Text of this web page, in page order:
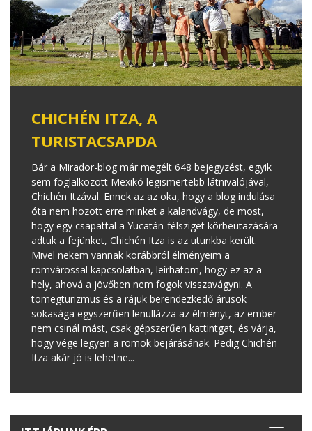
CHICHÉN ITZA, A
TURISTACSAPDA
Bár a Mirador-blog már megélt 648 bejegyzést, egyik
sem foglalkozott Mexikó legismertebb látnivalójával,
Chichén Itzával. Ennek az az oka, hogy a blog indulása
óta nem hozott erre minket a kalandvágy, de most,
hogy egy csapattal a Yucatán-félsziget körbeutazására
adtuk a fejünket, Chichén Itza is az utunkba került.
Mivel nekem vannak korábbról élményeim a
romvárossal kapcsolatban, leírhatom, hogy ez az a
hely, ahová a jövőben nem fogok visszavágyni. A
tömegturizmus és a rájuk berendezkedő árusok
sokasága egyszerűen lenullázza az élményt, az ember
nem csinál mást, csak gépszerűen kattintgat, és várja,
hogy vége legyen a romok bejárásának. Pedig Chichén
Itza akár jó is lehetne...